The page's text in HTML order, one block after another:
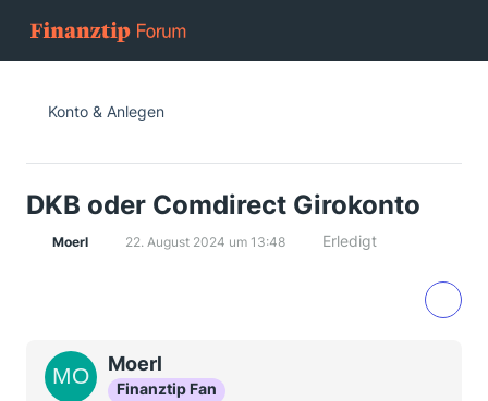
Konto & Anlegen
DKB oder Comdirect Girokonto
Moerl 22. August 2024 um 13:48 Erledigt
Moerl
Finanztip Fan